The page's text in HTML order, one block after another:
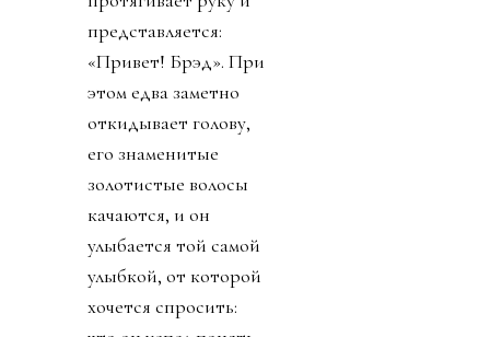
шоколадом») и
Вэнди («имя уже
было при ней») —
делают ровно то, что
он обещал: цокая
обнюхивают меня и
тяжело дышат. Они
воспитанные, а он
внимателен: